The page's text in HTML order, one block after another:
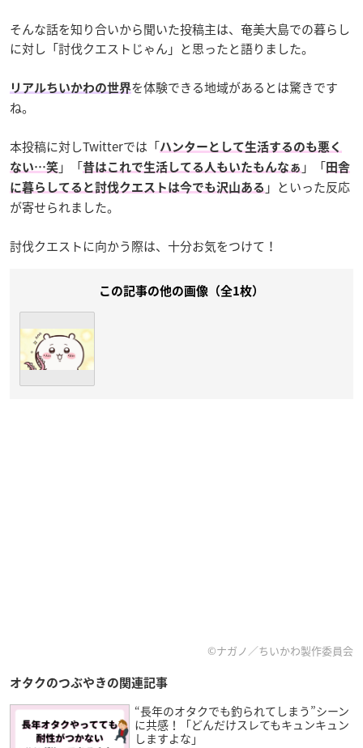
そんな話を知り合いから聞いた投稿主は、奄美大島での暮らし
に対し「討伐クエストじゃん」と思ったと語りました。
リアルちいかわの世界を体験できる地域があるとは驚きです
ね。
本投稿に対しTwitterでは「ハンターとして生活するのも悪く
ない…笑 」「昔はこれで生活してる人もいたもんなぁ 」「 田舎
に暮らしてると討伐クエストは今でも沢山ある 」といった反応
が寄せられました。
討伐クエストに向かう際は、十分お気をつけて！
この記事の他の画像（全1枚）
©️ナガノ／ちいかわ製作委員会
オタクのつぶやきの関連記事
“長年のオタクでも釣られてしまう”シーン
に共感！「どんだけスレてもキュンキュン
しますよな」